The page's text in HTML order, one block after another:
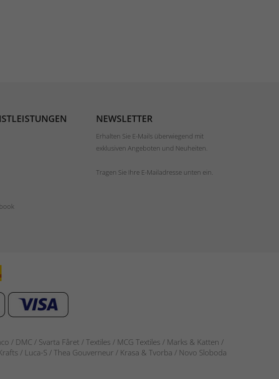
NEWSLETTER
Erhalten Sie E-Mails überwiegend mit
exklusiven Angeboten und Neuheiten.
Tragen Sie Ihre E-Mailadresse unten ein.
/ DMC / Svarta Fåret / Textiles / MCG Textiles / Marks & Katten /
/ Luca-S / Thea Gouverneur / Krasa & Tvorba / Novo Sloboda